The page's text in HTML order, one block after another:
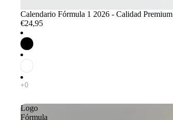
Calendario Fórmula 1 2026 - Calidad Premium
€24,95
Logo
Fórmula